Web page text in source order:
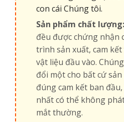
con cái Chúng tôi.
Sản phẩm chất lượng:
đều được chứng nhận
trình sản xuất, cam
vật liệu đầu vào.
đổi một cho bất cứ
đúng cam kết ban
nhất có thể không
mắt thường.